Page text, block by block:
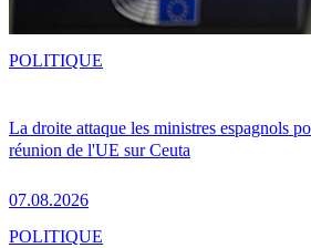
La droite attaque les ministres espagnols
réunion de l'UE sur Ceuta
07.08.2026
POLITIQUE
POLITIQUE